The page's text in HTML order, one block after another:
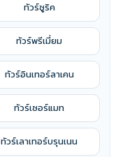
ทัวร์ซูริค
ทัวร์พรีเมี่ยม
ทัวร์อินเทอร์ลาเคน
ทัวร์เซอร์แมท
ทัวร์เลาเทอร์บรุนเนน